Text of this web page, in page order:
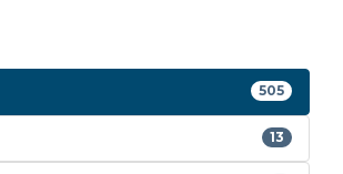
505
13